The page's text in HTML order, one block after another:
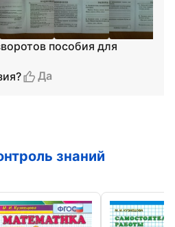
пособия для
Да
знаний